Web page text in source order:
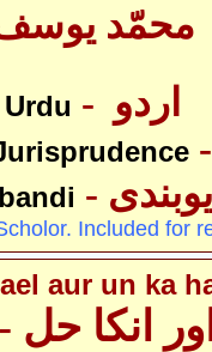
محمّد یوسف
Urdu
Included for
aur un ka
حل - - 10 /